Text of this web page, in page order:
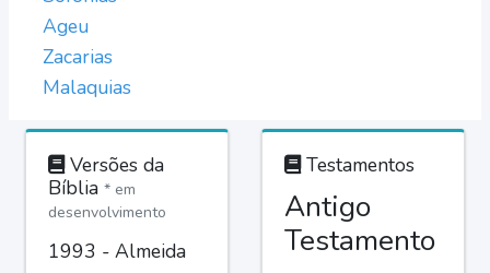
Ageu
Zacarias
Malaquias
Versões da
Bíblia * em
desenvolvimento
1993 - Almeida
Testamentos
Antigo
Testamento